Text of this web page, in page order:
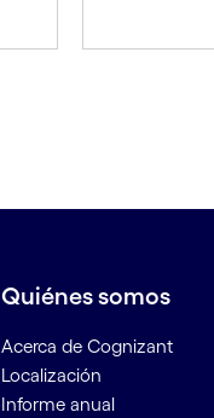
Quiénes somos
Acerca de Cognizant
Localización
Informe anual